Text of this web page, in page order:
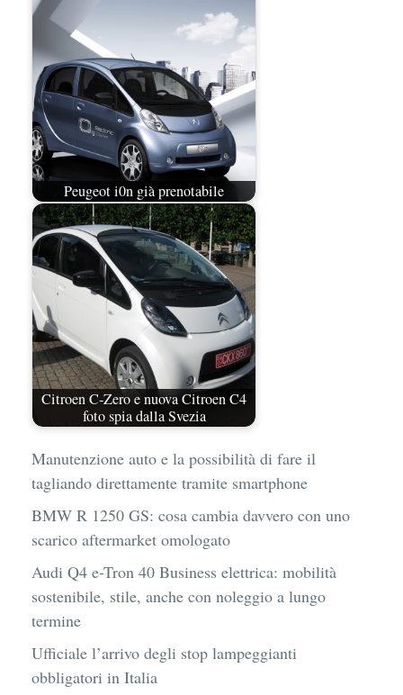
Peugeot i0n già prenotabile
Citroen C-Zero e nuova Citroen C4
foto spia dalla Svezia
Manutenzione auto e la possibilità di fare il
tagliando direttamente tramite smartphone
BMW R 1250 GS: cosa cambia davvero con uno
scarico aftermarket omologato
Audi Q4 e-Tron 40 Business elettrica: mobilità
sostenibile, stile, anche con noleggio a lungo
termine
Ufficiale l’arrivo degli stop lampeggianti
obbligatori in Italia